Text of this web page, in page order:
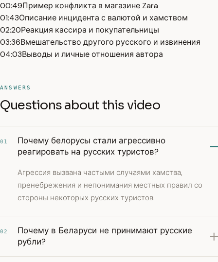
00:49Пример конфликта в магазине Zara
01:43Описание инцидента с валютой и хамством
02:20Реакция кассира и покупательницы
03:36Вмешательство другого русского и извинения
04:03Выводы и личные отношения автора
ANSWERS
Questions about this video
01
Почему белорусы стали агрессивно
реагировать на русских туристов?
Агрессия вызвана частыми случаями хамства,
пренебрежения и непонимания местных правил со
стороны некоторых русских туристов.
02
Почему в Беларуси не принимают русские
рубли?